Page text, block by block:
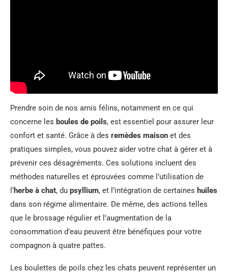
Prendre soin de nos amis félins, notamment en ce qui
concerne les boules de poils, est essentiel pour assurer leur
confort et santé. Grâce à des remèdes maison et des
pratiques simples, vous pouvez aider votre chat à gérer et à
prévenir ces désagréments. Ces solutions incluent des
méthodes naturelles et éprouvées comme l’utilisation de
l’herbe à chat, du psyllium, et l’intégration de certaines huiles
dans son régime alimentaire. De même, des actions telles
que le brossage régulier et l’augmentation de la
consommation d’eau peuvent être bénéfiques pour votre
compagnon à quatre pattes.
Les boulettes de poils chez les chats peuvent représenter un